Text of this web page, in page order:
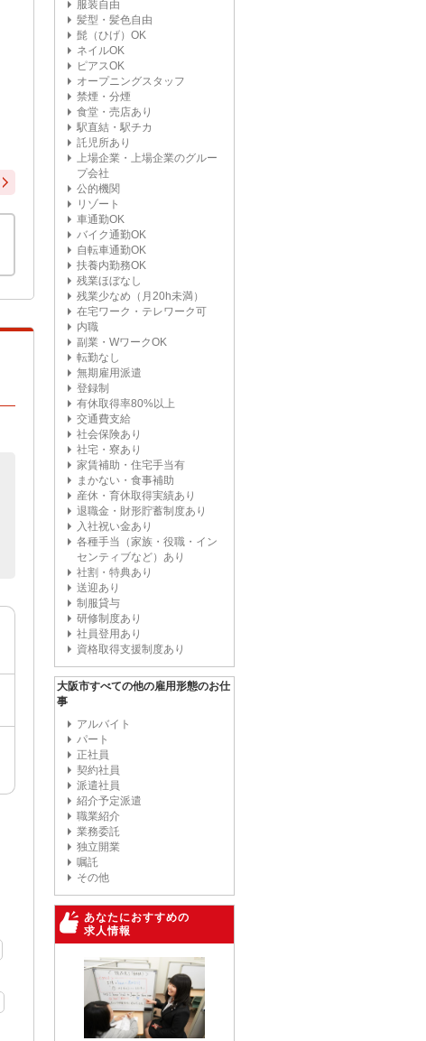
服装自由
髪型・髪色自由
髭（ひげ）OK
ネイルOK
ピアスOK
オープニングスタッフ
禁煙・分煙
食堂・売店あり
駅直結・駅チカ
託児所あり
上場企業・上場企業のグルー
プ会社
公的機関
リゾート
車通勤OK
バイク通勤OK
自転車通勤OK
扶養内勤務OK
残業ほぼなし
残業少なめ（月20h未満）
在宅ワーク・テレワーク可
内職
副業・WワークOK
転勤なし
無期雇用派遣
登録制
有休取得率80%以上
交通費支給
社会保険あり
社宅・寮あり
家賃補助・住宅手当有
まかない・食事補助
産休・育休取得実績あり
退職金・財形貯蓄制度あり
入社祝い金あり
各種手当（家族・役職・イン
センティブなど）あり
社割・特典あり
送迎あり
制服貸与
研修制度あり
社員登用あり
資格取得支援制度あり
大阪市すべての他の雇用形態のお仕
事
アルバイト
パート
正社員
契約社員
派遣社員
紹介予定派遣
職業紹介
業務委託
独立開業
嘱託
その他
あなたにおすすめの
求人情報